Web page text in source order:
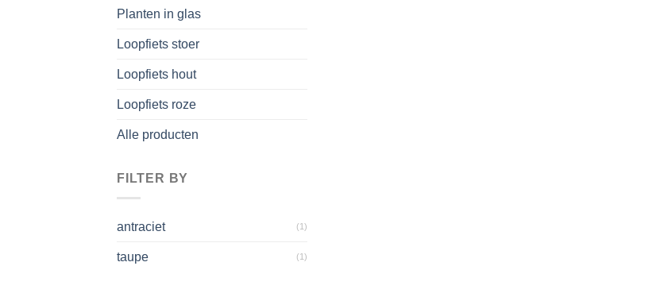
Planten in glas
Loopfiets stoer
Loopfiets hout
Loopfiets roze
Alle producten
FILTER BY
antraciet (1)
taupe (1)